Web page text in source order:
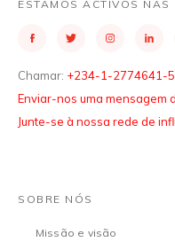
ESTAMOS ACTIVOS NAS
Chamar: +234-1-2774641-5
Enviar-nos uma mensagem
Junte-se à nossa rede de
SOBRE NÓS
Missão e visão